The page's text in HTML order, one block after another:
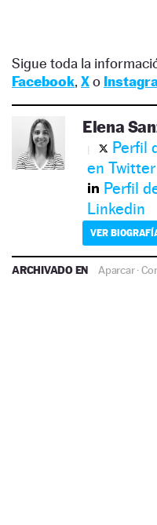
Sigue toda la
Facebook, Xo
Elena
Perfil
en Twitter
Perfil
Linkedin
VER
ARCHIVADO EN Aparcar·